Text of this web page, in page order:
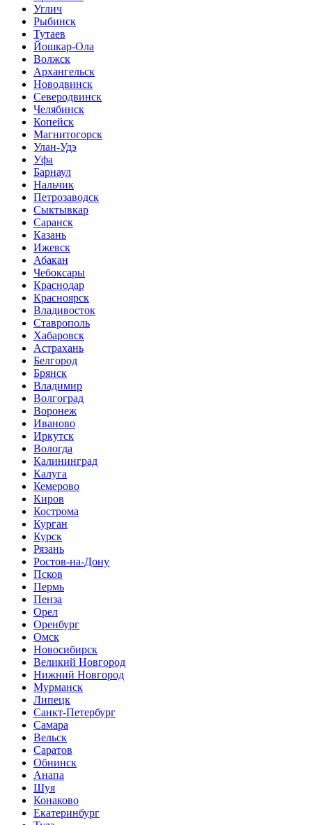
Углич
Рыбинск
Тутаев
Йошкар-Ола
Волжск
Архангельск
Новодвинск
Северодвинск
Челябинск
Копейск
Магнитогорск
Улан-Удэ
Уфа
Барнаул
Нальчик
Петрозаводск
Сыктывкар
Саранск
Казань
Ижевск
Абакан
Чебоксары
Краснодар
Красноярск
Владивосток
Ставрополь
Хабаровск
Астрахань
Белгород
Брянск
Владимир
Волгоград
Воронеж
Иваново
Иркутск
Вологда
Калининград
Калуга
Кемерово
Киров
Кострома
Курган
Курск
Рязань
Ростов-на-Дону
Псков
Пермь
Пенза
Орел
Оренбург
Омск
Новосибирск
Великий Новгород
Нижний Новгород
Мурманск
Липецк
Санкт-Петербург
Самара
Вельск
Саратов
Обнинск
Анапа
Шуя
Конаково
Екатеринбург